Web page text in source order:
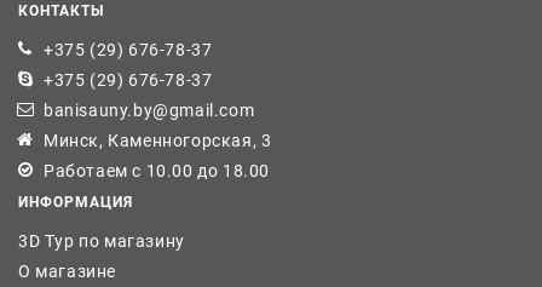
КОНТАКТЫ
+375 (29) 676-78-37
+375 (29) 676-78-37
banisauny.by@gmail.com
Минск, Каменногорская, 3
Работаем с 10.00 до 18.00
ИНФОРМАЦИЯ
3D Тур по магазину
О магазине